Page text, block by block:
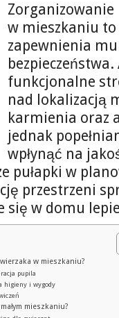
Zorganizowanie
w mieszkaniu
zapewnienia
funkcjonalne
nad lokalizacją
karmienia oraz
jednak
wpłynąć na
pułapki w
przestrzeni
się w domu
w mieszkaniu?
pupila
higieny i wygody
mieszkaniu?